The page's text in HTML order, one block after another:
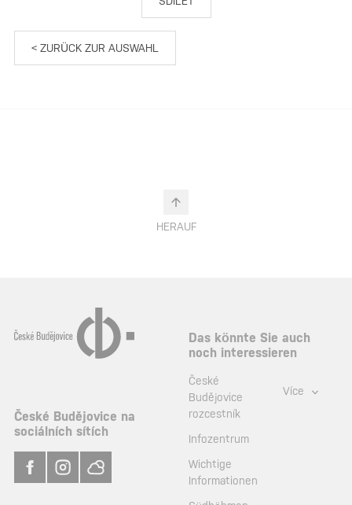
< ZURÜCK ZUR AUSWAHL
HERAUF
České Budějovice na
sociálních sítích
Das könnte Sie auch
noch interessieren
České
Budějovice
rozcestník
Infozentrum
Wichtige
Informationen
Více